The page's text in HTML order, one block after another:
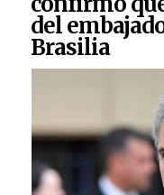
del
Brasilia